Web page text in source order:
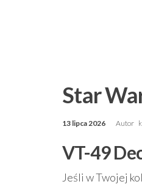
Star
13 lipca 2026 Autor
VT-49
Jeśli w Twojej